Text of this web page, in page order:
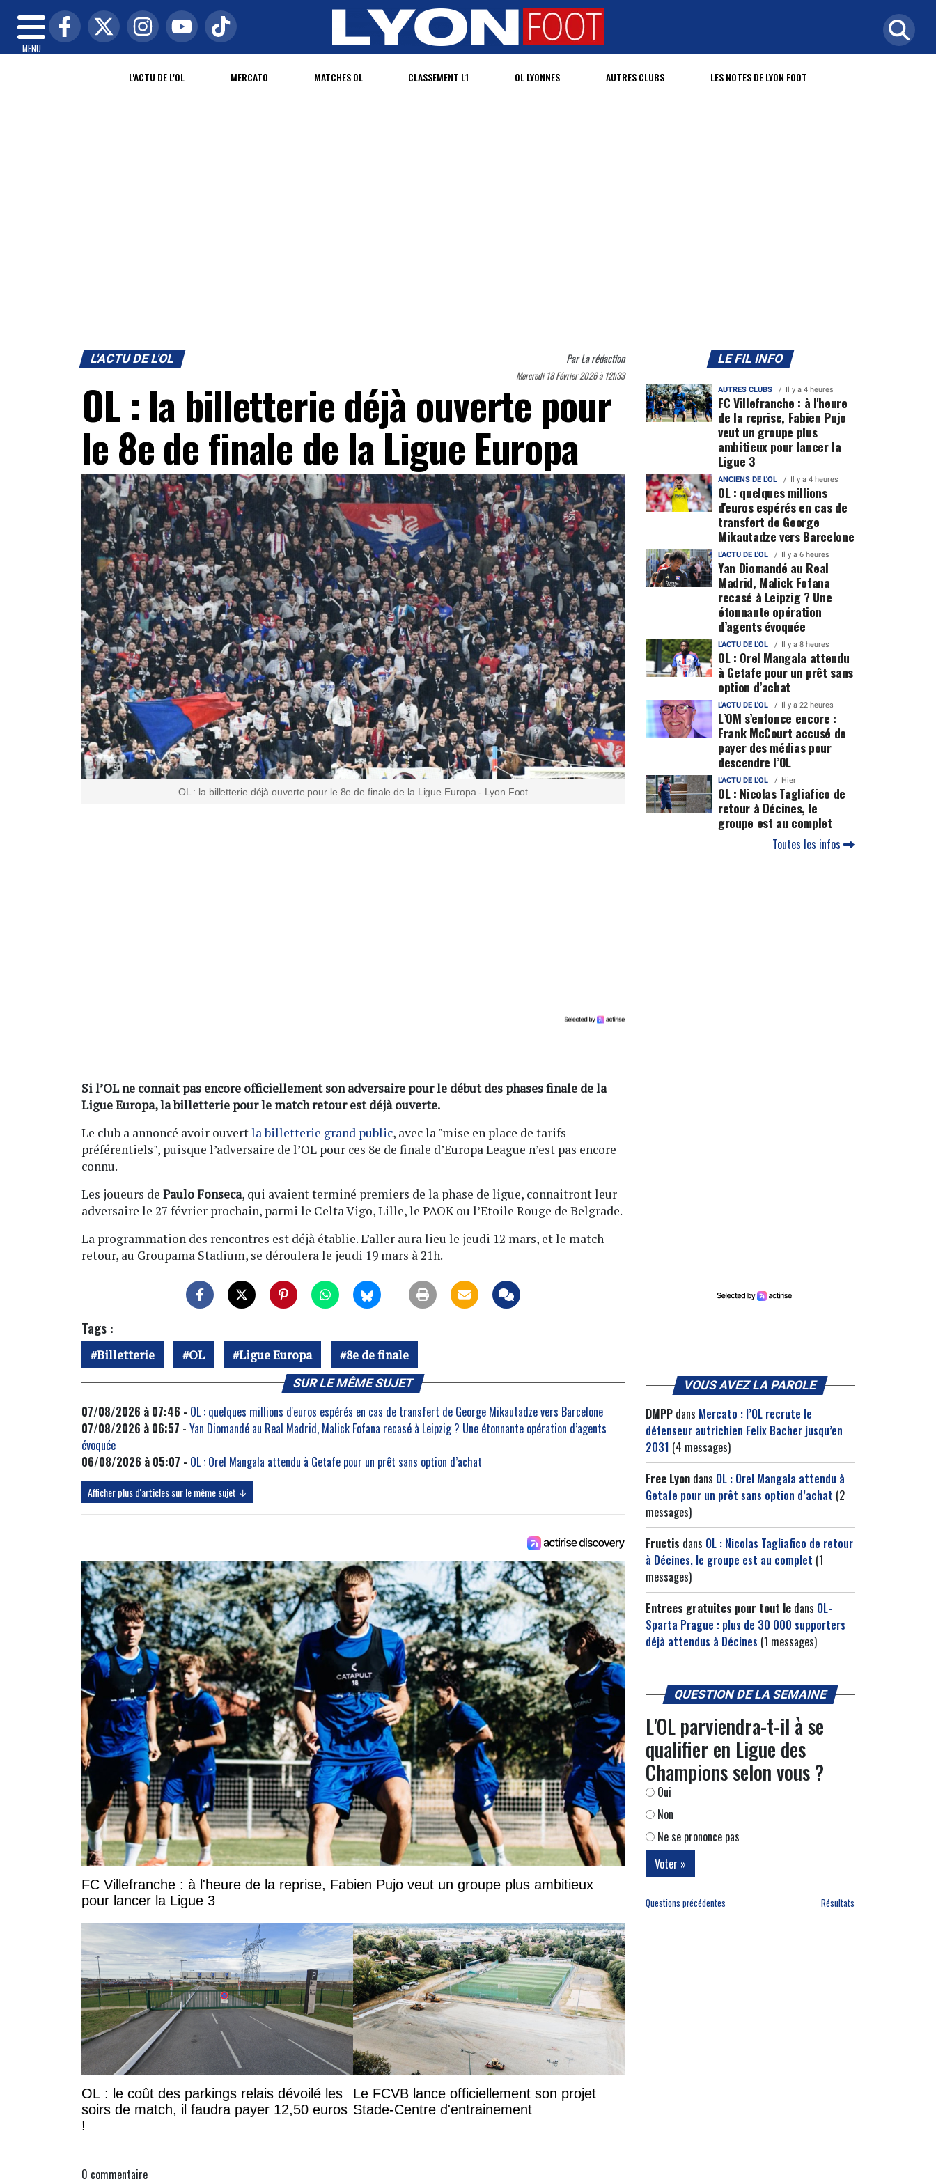
MENU
L'ACTU DE L'OL MERCATO MATCHES OL CLASSEMENT L1 OL LYONNES AUTRES CLUBS LES NOTES DE LYON FOOT
L'ACTU DE L'OL ParLa rédaction
Mercredi 18 Février 2026 à 12h33
OL : la billetterie déjà ouverte pour
le 8e de finale de la Ligue Europa
OL : la billetterie déjà ouverte pour le 8e de finale de la Ligue Europa - Lyon Foot
Si l’OL ne connait pas encore officiellement son adversaire pour le début des phases finale de la
Ligue Europa, la billetterie pour le match retour est déjà ouverte.
Le club a annoncé avoir ouvertla billetterie grand public, avec la "mise en place de tarifs
préférentiels", puisque l’adversaire de l’OL pour ces 8e de finale d’Europa League n’est pas encore
connu.
Les joueurs de Paulo Fonseca, qui avaient terminé premiers de la phase de ligue, connaitront leur
adversaire le 27 février prochain, parmi le Celta Vigo, Lille, le PAOK ou l’Etoile Rouge de Belgrade.
La programmation des rencontres est déjà établie. L’aller aura lieu le jeudi 12 mars, et le match
retour, au Groupama Stadium, se déroulera le jeudi 19 mars à 21h.
Tags :
Billetterie OL Ligue Europa 8e de finale
SUR LE MÊME SUJET
07/08/2026 à 07:46 - OL : quelques millions d'euros espérés en cas de transfert de George Mikautadze vers Barcelone
07/08/2026 à 06:57 - Yan Diomandé au Real Madrid, Malick Fofana recasé à Leipzig ? Une étonnante opération d’agents
évoquée
06/08/2026 à 05:07 - OL : Orel Mangala attendu à Getafe pour un prêt sans option d’achat
Afficher plus d'articles sur le même sujet ↓
FC Villefranche : à l'heure de la reprise, Fabien Pujo veut un groupe plus ambitieux
pour lancer la Ligue 3
OL : le coût des parkings relais dévoilé les
soirs de match, il faudra payer 12,50 euros
!
Le FCVB lance officiellement son projet
Stade-Centre d'entrainement
0 commentaire
LE FIL INFO
AUTRES CLUBS Il y a 4 heures
FC Villefranche : à l'heure
de la reprise, Fabien Pujo
veut un groupe plus
ambitieux pour lancer la
Ligue 3
ANCIENS DE L'OL Il y a 4 heures
OL : quelques millions
d'euros espérés en cas de
transfert de George
Mikautadze vers Barcelone
L'ACTU DE L'OL Il y a 6 heures
Yan Diomandé au Real
Madrid, Malick Fofana
recasé à Leipzig ? Une
étonnante opération
d’agents évoquée
L'ACTU DE L'OL Il y a 8 heures
OL : Orel Mangala attendu
à Getafe pour un prêt sans
option d’achat
L'ACTU DE L'OL Il y a 22 heures
L’OM s’enfonce encore :
Frank McCourt accusé de
payer des médias pour
descendre l’OL
L'ACTU DE L'OL Hier
OL : Nicolas Tagliafico de
retour à Décines, le
groupe est au complet
Toutes les infos
VOUS AVEZ LA PAROLE
DMPP dans Mercato : l’OL recrute le
défenseur autrichien Felix Bacher jusqu’en
2031 (4 messages)
Free Lyon dans OL : Orel Mangala attendu à
Getafe pour un prêt sans option d’achat (2
messages)
Fructis dans OL : Nicolas Tagliafico de retour
à Décines, le groupe est au complet (1
messages)
Entrees gratuites pour tout le dans OL-
Sparta Prague : plus de 30 000 supporters
déjà attendus à Décines (1 messages)
QUESTION DE LA SEMAINE
L'OL parviendra-t-il à se
qualifier en Ligue des
Champions selon vous ?
Oui
Non
Ne se prononce pas
Questions précédentes Résultats